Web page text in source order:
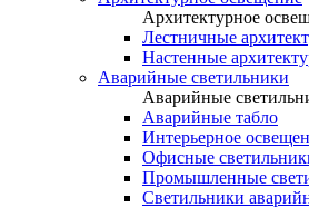
Архитектурное
Лестничные
Настенные
Аварийные светильники
Аварийные
Аварийные табло
Интерьерное
Офисные
Промышленные
Светильники